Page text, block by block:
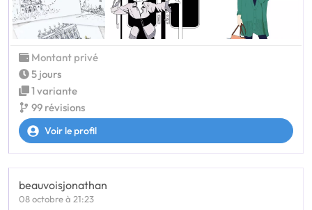
Montant privé
5 jours
1 variante
99 révisions
Voir le profil
beauvoisjonathan
08 octobre à 21:23